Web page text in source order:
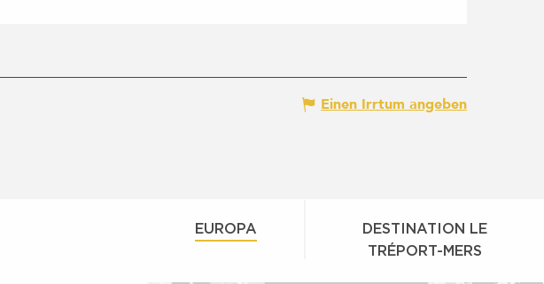
Einen Irrtum angeben
EUROPA
DESTINATION LE
TRÉPORT-MERS